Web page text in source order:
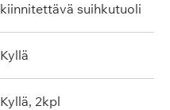
kiinnitettävä suihkutuoli
kyllä
kyllä, 2kpl